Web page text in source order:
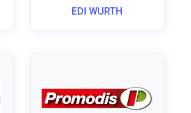
EDI WURTH